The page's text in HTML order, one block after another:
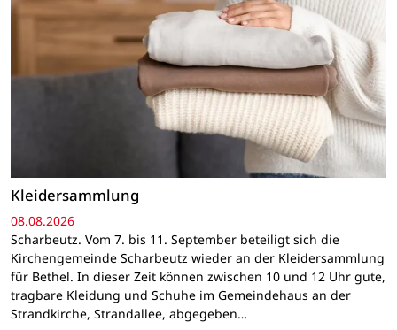
Kleidersammlung
08.08.2026
Scharbeutz. Vom 7. bis 11. September beteiligt sich die
Kirchengemeinde Scharbeutz wieder an der Kleidersammlung
für Bethel. In dieser Zeit können zwischen 10 und 12 Uhr gute,
tragbare Kleidung und Schuhe im Gemeindehaus an der
Strandkirche, Strandallee, abgegeben…